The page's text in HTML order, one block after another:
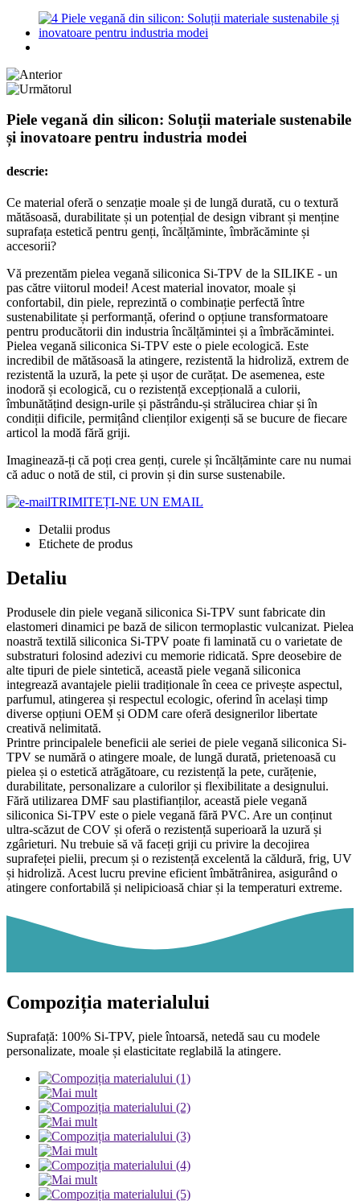
Piele vegană din silicon: Soluții materiale sustenabile
și inovatoare pentru industria modei
descrie:
Ce material oferă o senzație moale și de lungă durată, cu o textură
mătăsoasă, durabilitate și un potențial de design vibrant și menține
suprafața estetică pentru genți, încălțăminte, îmbrăcăminte și
accesorii?
Vă prezentăm pielea vegană siliconica Si-TPV de la SILIKE - un
pas către viitorul modei! Acest material inovator, moale și
confortabil, din piele, reprezintă o combinație perfectă între
sustenabilitate și performanță, oferind o opțiune transformatoare
pentru producătorii din industria încălțămintei și a îmbrăcămintei.
Pielea vegană siliconica Si-TPV este o piele ecologică. Este
incredibil de mătăsoasă la atingere, rezistentă la hidroliză, extrem de
rezistentă la uzură, la pete și ușor de curățat. De asemenea, este
inodoră și ecologică, cu o rezistență excepțională a culorii,
îmbunătățind design-urile și păstrându-și strălucirea chiar și în
condiții dificile, permițând clienților exigenți să se bucure de fiecare
articol la modă fără griji.
Imaginează-ți că poți crea genți, curele și încălțăminte care nu numai
că aduc o notă de stil, ci provin și din surse sustenabile.
TRIMITEȚI-NE UN EMAIL
Detalii produs
Etichete de produs
Detaliu
Produsele din piele vegană siliconica Si-TPV sunt fabricate din
elastomeri dinamici pe bază de silicon termoplastic vulcanizat. Pielea
noastră textilă siliconica Si-TPV poate fi laminată cu o varietate de
substraturi folosind adezivi cu memorie ridicată. Spre deosebire de
alte tipuri de piele sintetică, această piele vegană siliconica
integrează avantajele pielii tradiționale în ceea ce privește aspectul,
parfumul, atingerea și respectul ecologic, oferind în același timp
diverse opțiuni OEM și ODM care oferă designerilor libertate
creativă nelimitată.
Printre principalele beneficii ale seriei de piele vegană siliconica Si-
TPV se numără o atingere moale, de lungă durată, prietenoasă cu
pielea și o estetică atrăgătoare, cu rezistență la pete, curățenie,
durabilitate, personalizare a culorilor și flexibilitate a designului.
Fără utilizarea DMF sau plastifianților, această piele vegană
siliconica Si-TPV este o piele vegană fără PVC. Are un conținut
ultra-scăzut de COV și oferă o rezistență superioară la uzură și
zgârieturi. Nu trebuie să vă faceți griji cu privire la decojirea
suprafeței pielii, precum și o rezistență excelentă la căldură, frig, UV
și hidroliză. Acest lucru previne eficient îmbătrânirea, asigurând o
atingere confortabilă și nelipicioasă chiar și la temperaturi extreme.
Compoziția materialului
Suprafață: 100% Si-TPV, piele întoarsă, netedă sau cu modele
personalizate, moale și elasticitate reglabilă la atingere.